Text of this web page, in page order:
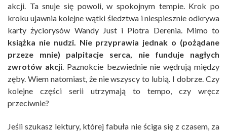
akcji. Ta snuje się powoli, w spokojnym tempie. Krok po
kroku ujawnia kolejne wątki śledztwa i niespiesznie odkrywa
karty życiorysów Wandy Just i Piotra Derenia. Mimo to
książka nie nudzi. Nie przyprawia jednak o (pożądane
przeze mnie) palpitacje serca, nie funduje nagłych
zwrotów akcji. Paznokcie bezwiednie nie wędrują między
zęby. Wiem natomiast, że nie wszyscy to lubią. I dobrze. Czy
kolejne części serii utrzymają to tempo, czy wręcz
przeciwnie?
Jeśli szukasz lektury, której fabuła nie ściga się z czasem, za